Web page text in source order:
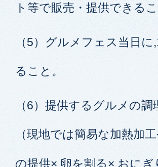
ト等で販売・提供できるこ
（5）グルメフェス当日
ること。
（6）提供するグルメの
（現地では簡易な加熱加
の提供× 卵を割る× おに